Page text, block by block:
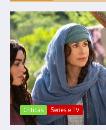
Criticas Series e TV